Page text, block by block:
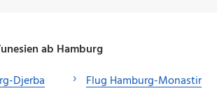
ab Hamburg
Djerba
Flug Hamburg-Monastir